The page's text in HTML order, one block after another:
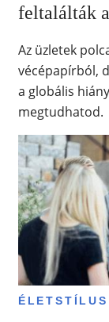
feltalálták
Az üzletek
vécépapírból,
a globális
megtudhatod.
ÉLETSTÍLUS